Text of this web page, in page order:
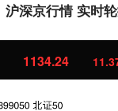
沪深京行情 实时
1134.24